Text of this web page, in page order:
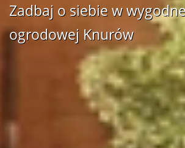
Zadbaj o siebie w
ogrodowej Knurów